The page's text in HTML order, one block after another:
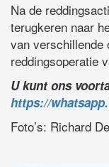
Na de
terugkeren naar
van verschillende
reddingsoperatie
U kunt ons
https://
Foto’s: Richard